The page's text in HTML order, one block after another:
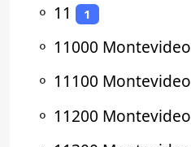
⚬ 11 1
⚬ 11000 Montevideo
⚬ 11100 Montevideo
⚬ 11200 Montevideo